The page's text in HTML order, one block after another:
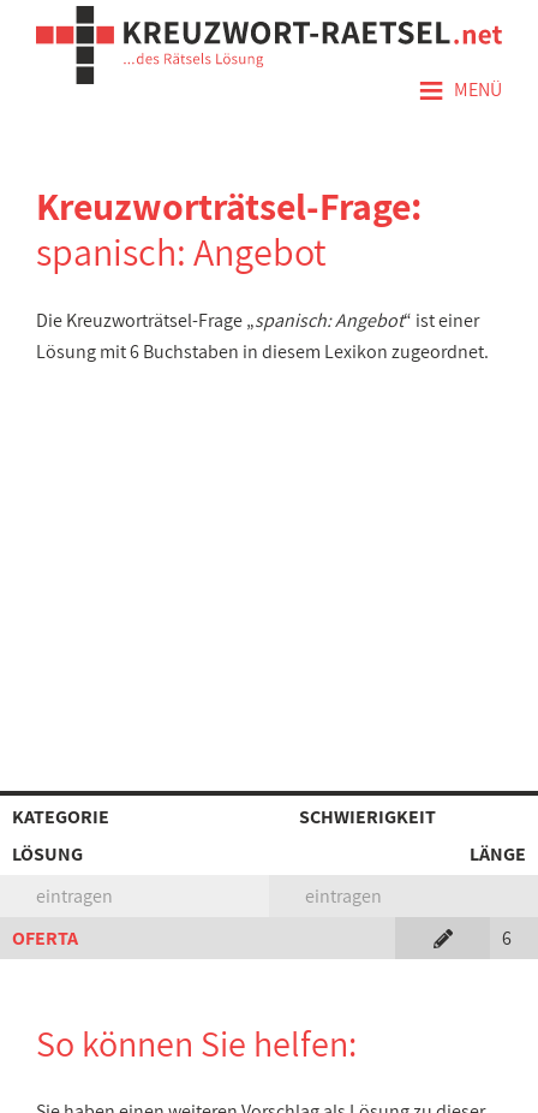
≡ MENÜ
Kreuzworträtsel-Frage:
spanisch: Angebot
Die Kreuzworträtsel-Frage „spanisch: Angebot“ ist einer
Lösung mit 6 Buchstaben in diesem Lexikon zugeordnet.
KATEGORIE
SCHWIERIGKEIT
LÖSUNG
LÄNGE
eintragen
eintragen
OFERTA
6
So können Sie helfen: